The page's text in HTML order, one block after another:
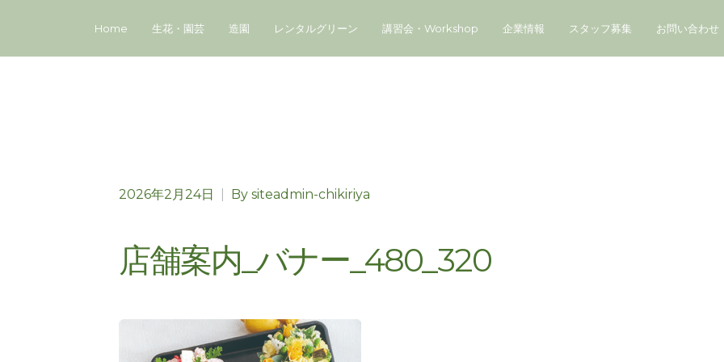
Home 生花・園芸 造園 レンタルグリーン 講習会・Workshop 企業情報 スタッフ募集 お問い合わせ
2026年2月24日 By siteadmin-chikiriya
店舗案内_バナー_480_320